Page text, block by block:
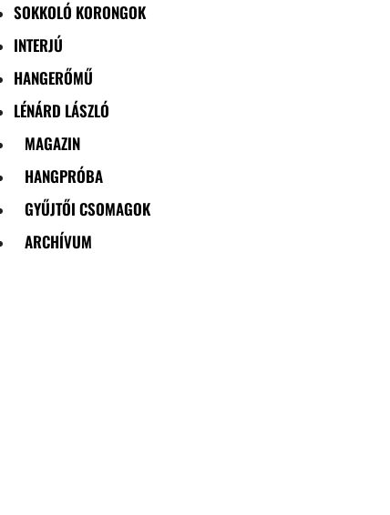
SOKKOLÓ KORONGOK
INTERJÚ
HANGERŐMŰ
LÉNÁRD LÁSZLÓ
MAGAZIN
HANGPRÓBA
GYŰJTŐI CSOMAGOK
ARCHÍVUM